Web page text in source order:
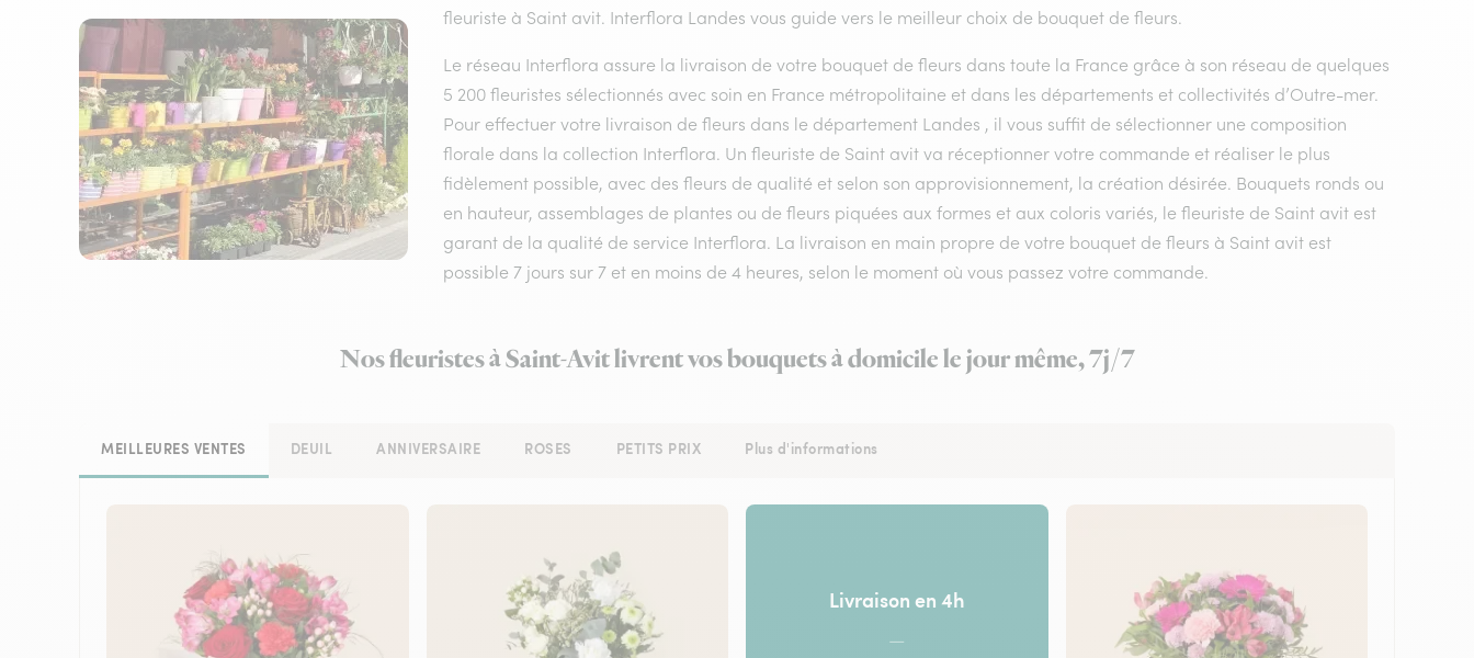
fleuriste à Saint avit. Interflora Landes vous guide vers le meilleur choix de bouquet de fleurs.
Le réseau Interflora assure la livraison de votre bouquet de fleurs dans toute la France grâce à son réseau de quelques
5 200 fleuristes sélectionnés avec soin en France métropolitaine et dans les départements et collectivités d’Outre-mer.
Pour effectuer votre livraison de fleurs dans le département Landes , il vous suffit de sélectionner une composition
florale dans la collection Interflora. Un fleuriste de Saint avit va réceptionner votre commande et réaliser le plus
fidèlement possible, avec des fleurs de qualité et selon son approvisionnement, la création désirée. Bouquets ronds ou
en hauteur, assemblages de plantes ou de fleurs piquées aux formes et aux coloris variés, le fleuriste de Saint avit est
garant de la qualité de service Interflora. La livraison en main propre de votre bouquet de fleurs à Saint avit est
possible 7 jours sur 7 et en moins de 4 heures, selon le moment où vous passez votre commande.
Nos fleuristes à Saint-Avit livrent vos bouquets à domicile le jour même, 7j/7
MEILLEURES VENTES DEUIL ANNIVERSAIRE ROSES PETITS PRIX Plus d'informations
Livraison en 4h
—